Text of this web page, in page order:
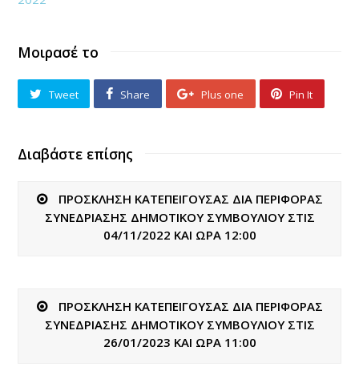
Μοιρασέ το
Tweet Share Plus one Pin It
Διαβάστε επίσης
ΠΡΟΣΚΛΗΣΗ ΚΑΤΕΠΕΙΓΟΥΣΑΣ ΔΙΑ ΠΕΡΙΦΟΡΑΣ
ΣΥΝΕΔΡΙΑΣΗΣ ΔΗΜΟΤΙΚΟΥ ΣΥΜΒΟΥΛΙΟΥ ΣΤΙΣ
04/11/2022 ΚΑΙ ΩΡΑ 12:00
ΠΡΟΣΚΛΗΣΗ ΚΑΤΕΠΕΙΓΟΥΣΑΣ ΔΙΑ ΠΕΡΙΦΟΡΑΣ
ΣΥΝΕΔΡΙΑΣΗΣ ΔΗΜΟΤΙΚΟΥ ΣΥΜΒΟΥΛΙΟΥ ΣΤΙΣ
26/01/2023 ΚΑΙ ΩΡΑ 11:00